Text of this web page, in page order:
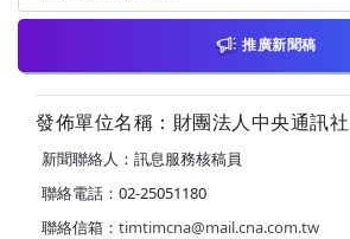
推廣新聞稿
發佈單位名稱：財團法人中央通訊社
新聞聯絡人：訊息服務核稿員
聯絡電話：02-25051180
聯絡信箱： timtimcna@mail.cna.com.tw